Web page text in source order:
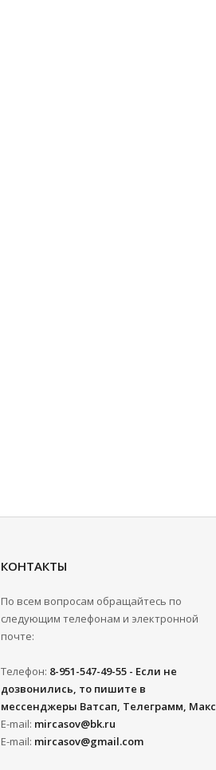
КОНТАКТЫ
По всем вопросам обращайтесь по
следующим телефонам и электронной
почте:
Телефон: 8-951-547-49-55 - Если не
дозвонились, то пишите в
мессенджеры Ватсап, Телеграмм, Макс
E-mail: mircasov@bk.ru
E-mail: mircasov@gmail.com